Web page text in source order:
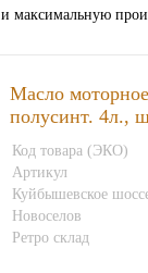
максимальную
Масло
полусинт. 4л.,
Код товара (ЭКО)
Артикул
Куйбышевское
Новоселов
Ретро склад